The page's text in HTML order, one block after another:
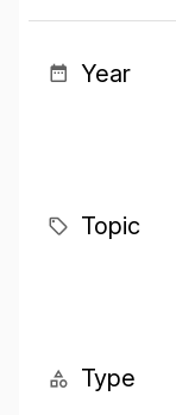
Year
Topic
Type